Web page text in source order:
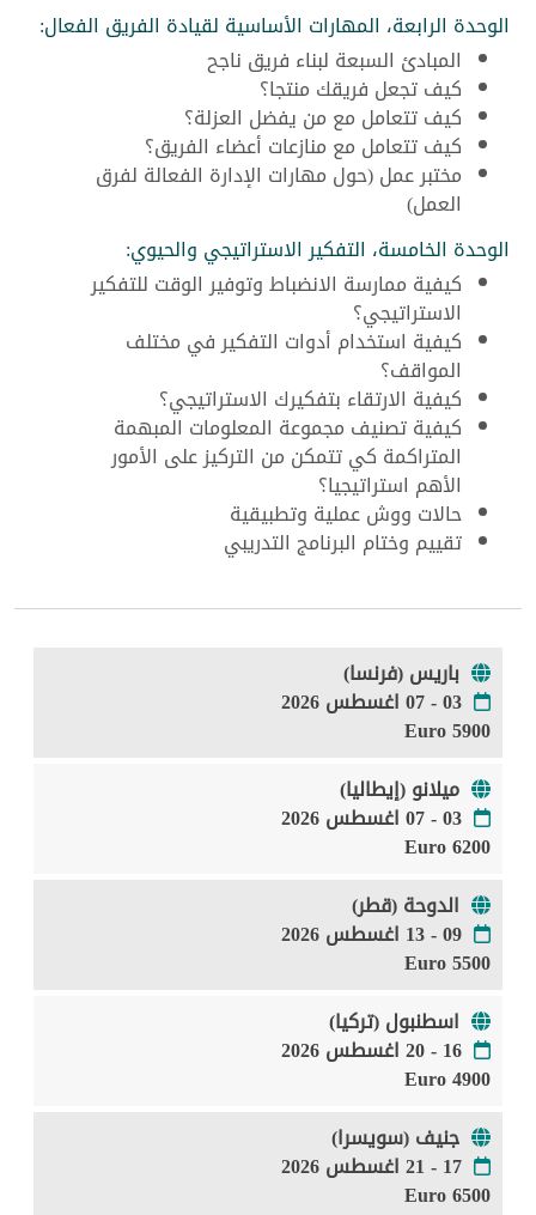
الوحدة الرابعة، المهارات الأساسية لقيادة الفريق الفعال:
المبادئ السبعة لبناء فريق ناجح
كيف تجعل فريقك منتجا؟
كيف تتعامل مع من يفضل العزلة؟
كيف تتعامل مع منازعات أعضاء الفريق؟
مختبر عمل (حول مهارات الإدارة الفعالة لفرق
العمل)
الوحدة الخامسة، التفكير الاستراتيجي والحيوي:
كيفية ممارسة الانضباط وتوفير الوقت للتفكير
الاستراتيجي؟
كيفية استخدام أدوات التفكير في مختلف
المواقف؟
كيفية الارتقاء بتفكيرك الاستراتيجي؟
كيفية تصنيف مجموعة المعلومات المبهمة
المتراكمة كي تتمكن من التركيز على الأمور
الأهم استراتيجيا؟
حالات ووش عملية وتطبيقية
تقييم وختام البرنامج التدريبي
باريس (فرنسا)
03 - 07 اغسطس 2026
5900 Euro
ميلانو (إيطاليا)
03 - 07 اغسطس 2026
6200 Euro
الدوحة (قطر)
09 - 13 اغسطس 2026
5500 Euro
اسطنبول (تركيا)
16 - 20 اغسطس 2026
4900 Euro
جنيف (سويسرا)
17 - 21 اغسطس 2026
6500 Euro